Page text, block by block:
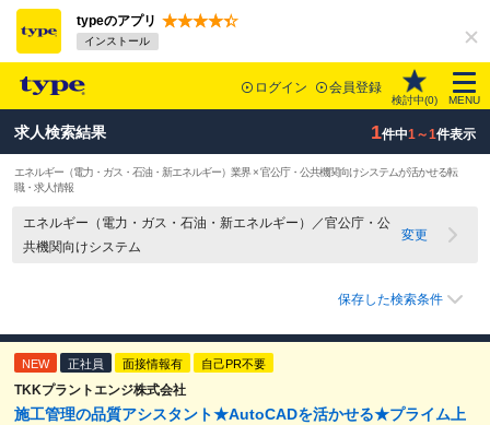
typeのアプリ
インストール
ログイン 会員登録
検討中(0) MENU
求人検索結果 1件中1～1件表示
エネルギー（電力・ガス・石油・新エネルギー）業界 × 官公庁・公共機関向けシステムが活かせる転
職・求人情報
エネルギー（電力・ガス・石油・新エネルギー）／官公庁・公
共機関向けシステム
変更
保存した検索条件
NEW 正社員 面接情報有 自己PR不要
TKKプラントエンジ株式会社
施工管理の品質アシスタント★AutoCADを活かせる★プライム上